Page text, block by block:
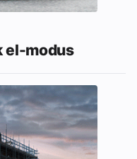
el-modus